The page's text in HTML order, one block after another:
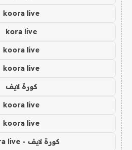
koora live
kora live
koora live
koora live
كورة لايف
koora live
koora live
كورة لايف - koora live